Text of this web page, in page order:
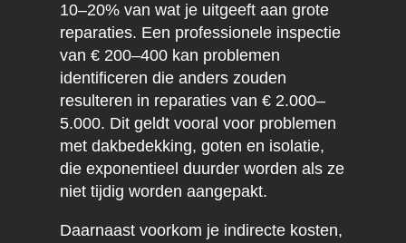
10–20% van wat je uitgeeft aan grote
reparaties. Een professionele inspectie
van € 200–400 kan problemen
identificeren die anders zouden
resulteren in reparaties van € 2.000–
5.000. Dit geldt vooral voor problemen
met dakbedekking, goten en isolatie,
die exponentieel duurder worden als ze
niet tijdig worden aangepakt.
Daarnaast voorkom je indirecte kosten,